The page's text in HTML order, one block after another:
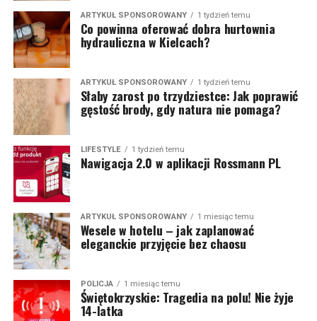
ARTYKUŁ SPONSOROWANY 1 tydzień temu
Co powinna oferować dobra hurtownia
hydrauliczna w Kielcach?
ARTYKUŁ SPONSOROWANY 1 tydzień temu
Słaby zarost po trzydziestce: Jak poprawić
gęstość brody, gdy natura nie pomaga?
LIFESTYLE 1 tydzień temu
Nawigacja 2.0 w aplikacji Rossmann PL
ARTYKUŁ SPONSOROWANY 1 miesiąc temu
Wesele w hotelu – jak zaplanować
eleganckie przyjęcie bez chaosu
POLICJA 1 miesiąc temu
Świętokrzyskie: Tragedia na polu! Nie żyje
14-latka